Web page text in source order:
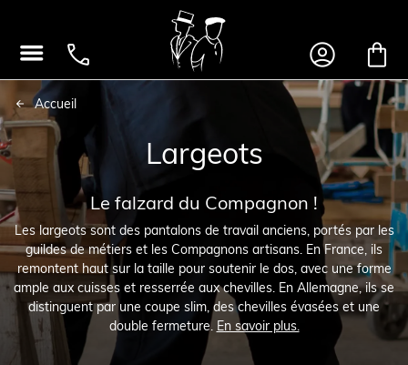
   
Accueil
Largeots
Le falzard du Compagnon !
Les largeots sont des pantalons de travail anciens, portés par les
guildes de métiers et les Compagnons artisans. En France, ils
remontent haut sur la taille pour soutenir le dos, avec une forme
ample aux cuisses et resserrée aux chevilles. En Allemagne, ils se
distinguent par une coupe slim, des chevilles évasées et une
double fermeture. En savoir plus.